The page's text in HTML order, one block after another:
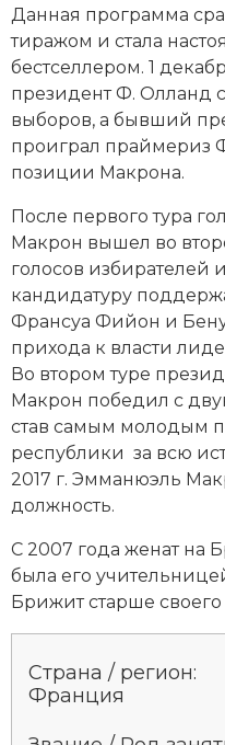
Данная программа
тиражом и стала
бестселлером. 1
президент Ф. Олланд
выборов, а бывший
проиграл праймериз
позиции Макрона.
После первого тура
Макрон вышел во
голосов избирателей
кандидатуру
Франсуа Фийон и
прихода к власти
Во втором туре
Макрон победил с
став самым молодым
республики за всю
2017 г. Эмманюэль
должность.
С 2007 года женат на
была его
Брижит старше
Страна / регион:
Франция